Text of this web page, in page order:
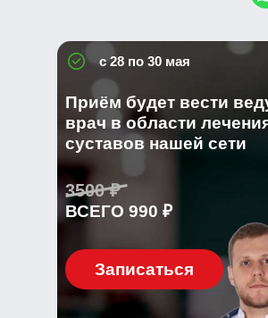
с 28 по 30 мая
Приём будет вести
врач в области
суставов нашей сети
Записаться
3500 ₽
ВСЕГО 990 ₽
+7 (351) 242-07-07
Блокада Боли